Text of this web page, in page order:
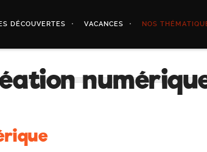
DÉCOUVERTES VACANCES NOS